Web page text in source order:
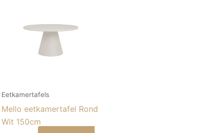
Eetkamertafels
Mello eetkamertafel Rond
Wit 150cm